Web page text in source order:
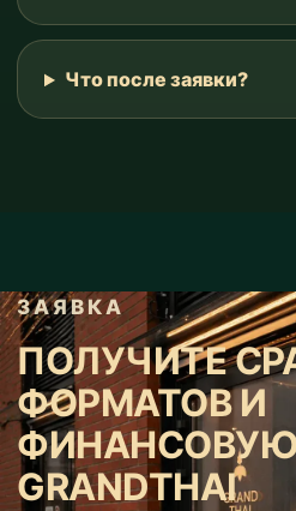
Что после заявки?
ЗАЯВКА
ПОЛУЧИТЕ
ФОРМАТОВ И
GRANDTHAI